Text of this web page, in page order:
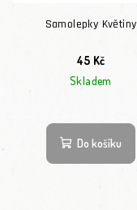
Samolepky Květiny
45 Kč
Skladem
Do košíku